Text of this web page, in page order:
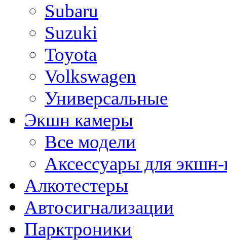
Subaru
Suzuki
Toyota
Volkswagen
Универсальные
Экшн камеры
Все модели
Аксессуары для
Алкотестеры
Автосигнализации
Парктроники